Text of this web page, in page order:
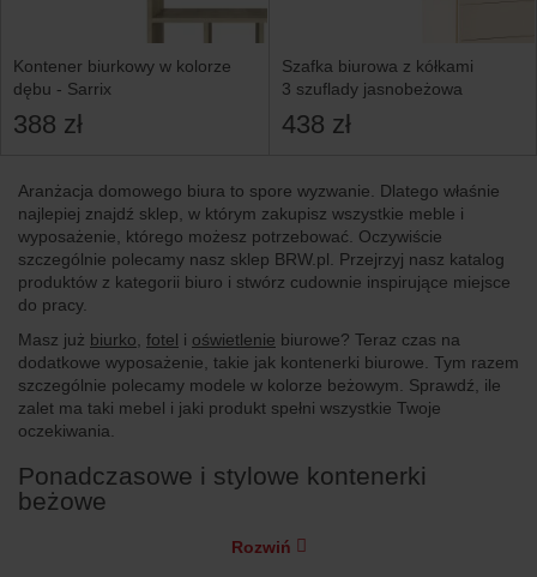
Kontener biurkowy w kolorze
dębu - Sarrix
388 zł
Szafka biurowa z kółkami
3 szuflady jasnobeżowa
438 zł
Aranżacja domowego biura to spore wyzwanie. Dlatego właśnie
najlepiej znajdź sklep, w którym zakupisz wszystkie meble i
wyposażenie, którego możesz potrzebować. Oczywiście
szczególnie polecamy nasz sklep BRW.pl. Przejrzyj nasz katalog
produktów z kategorii biuro i stwórz cudownie inspirujące miejsce
do pracy.
Masz już biurko fotel i oświetlenie biurowe? Teraz czas na
dodatkowe wyposażenie, takie jak kontenerki biurowe. Tym razem
szczególnie polecamy modele w kolorze beżowym. Sprawdź, ile
zalet ma taki mebel i jaki produkt spełni wszystkie Twoje
oczekiwania.
Ponadczasowe i stylowe kontenerki
beżowe
Rozwiń